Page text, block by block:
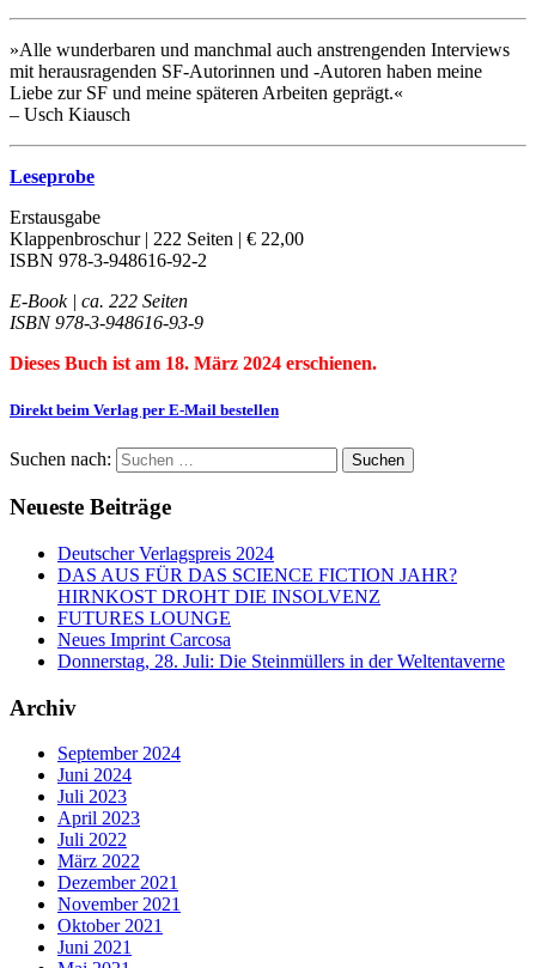
»Alle wunderbaren und manchmal auch anstrengenden Interviews
mit herausragenden SF-Autorinnen und -Autoren haben meine
Liebe zur SF und meine späteren Arbeiten geprägt.«
– Usch Kiausch
Leseprobe
Erstausgabe
Klappenbroschur | 222 Seiten | € 22,00
ISBN 978-3-948616-92-2
E-Book | ca. 222 Seiten
ISBN 978-3-948616-93-9
Dieses Buch ist am 18. März 2024 erschienen.
Direkt beim Verlag per E-Mail bestellen
Suchen nach:
Neueste Beiträge
Deutscher Verlagspreis 2024
DAS AUS FÜR DAS SCIENCE FICTION JAHR?
HIRNKOST DROHT DIE INSOLVENZ
FUTURES LOUNGE
Neues Imprint Carcosa
Donnerstag, 28. Juli: Die Steinmüllers in der Weltentaverne
Archiv
September 2024
Juni 2024
Juli 2023
April 2023
Juli 2022
März 2022
Dezember 2021
November 2021
Oktober 2021
Juni 2021